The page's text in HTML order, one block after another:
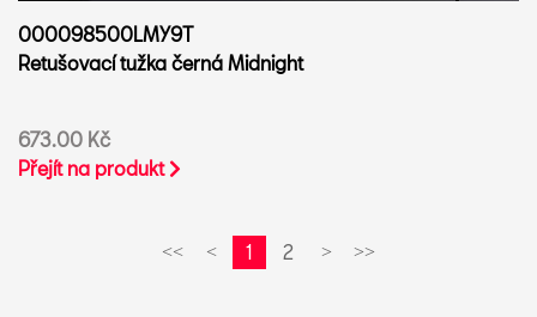
000098500LMY9T
Retušovací tužka černá Midnight
673.00 Kč
Přejít na produkt
<< < 1 2 > >>